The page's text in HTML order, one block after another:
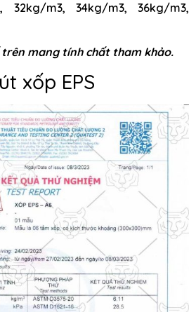
32kg/m3, 34kg/m3, 36kg/m3,
mang tính chất tham khảo.
xốp EPS